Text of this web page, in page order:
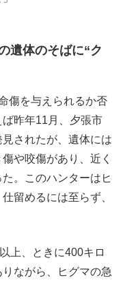
遺体のそばに“ク
傷を与えられるか否
昨年11月、夕張市
されたが、遺体には
や咬傷があり、近く
。このハンターはヒ
留めるには至らず、
上、ときに400キロ
ながら、ヒグマの急